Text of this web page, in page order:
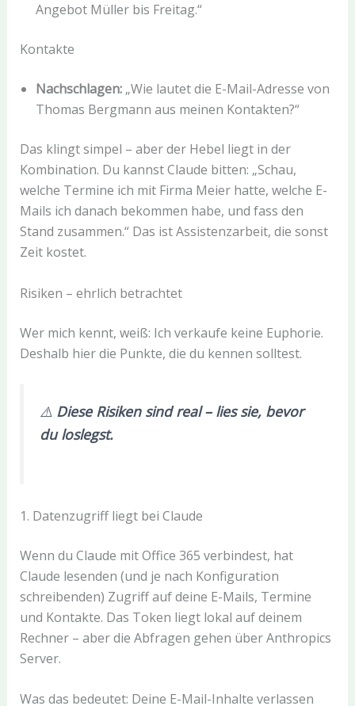
Angebot Müller bis Freitag.“
Kontakte
Nachschlagen:„Wie lautet die E-Mail-Adresse von
Thomas Bergmann aus meinen Kontakten?“
Das klingt simpel – aber der Hebel liegt in der
Kombination. Du kannst Claude bitten: „Schau,
welche Termine ich mit Firma Meier hatte, welche E-
Mails ich danach bekommen habe, und fass den
Stand zusammen.“ Das ist Assistenzarbeit, die sonst
Zeit kostet.
Risiken – ehrlich betrachtet
Wer mich kennt, weiß: Ich verkaufe keine Euphorie.
Deshalb hier die Punkte, die du kennen solltest.
⚠️ Diese Risiken sind real – lies sie, bevor
du loslegst.
1. Datenzugriff liegt bei Claude
Wenn du Claude mit Office 365 verbindest, hat
Claude lesenden (und je nach Konfiguration
schreibenden) Zugriff auf deine E-Mails, Termine
und Kontakte. Das Token liegt lokal auf deinem
Rechner – aber die Abfragen gehen über Anthropics
Server.
Was das bedeutet: Deine E-Mail-Inhalte verlassen